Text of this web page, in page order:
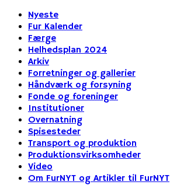
Nyeste
Fur Kalender
Færge
Helhedsplan 2024
Arkiv
Forretninger og gallerier
Håndværk og forsyning
Fonde og foreninger
Institutioner
Overnatning
Spisesteder
Transport og produktion
Produktionsvirksomheder
Video
Om FurNYT og Artikler til FurNYT